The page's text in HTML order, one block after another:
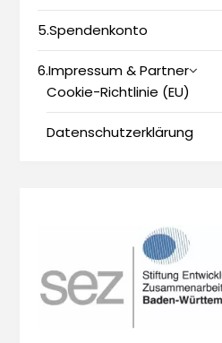
5.Spendenkonto
6.Impressum & Partner
Cookie-Richtlinie (EU)
Datenschutzerklärung